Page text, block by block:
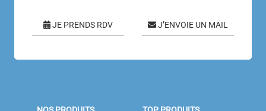
JE PRENDS RDV J’ENVOIE UN MAIL